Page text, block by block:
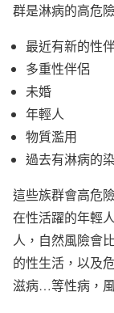
群是淋病的高危
最近有新的性
多重性伴侶
未婚
年輕人
物質濫用
過去有淋病的
這些族群會高危
在性活躍的年輕
人，自然風險會
的性生活，以及
滋病…等性病，